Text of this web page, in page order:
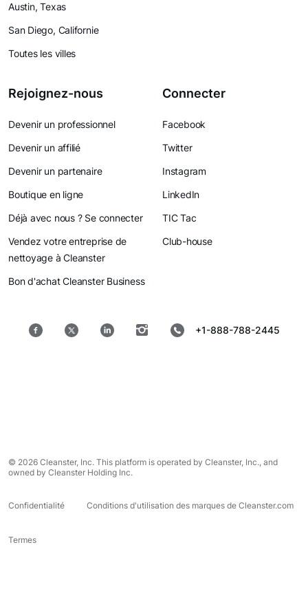
Austin, Texas
San Diego, Californie
Toutes les villes
Rejoignez-nous
Devenir un professionnel
Devenir un affilié
Devenir un partenaire
Boutique en ligne
Déjà avec nous ? Se connecter
Vendez votre entreprise de
nettoyage à Cleanster
Bon d'achat Cleanster Business
Connecter
Facebook
Twitter
Instagram
LinkedIn
TIC Tac
Club-house
+1-888-788-2445
© 2026 Cleanster, Inc. This platform is operated by Cleanster, Inc., and
owned by Cleanster Holding Inc.
Confidentialité Conditions d'utilisation des marques de Cleanster.com
Termes